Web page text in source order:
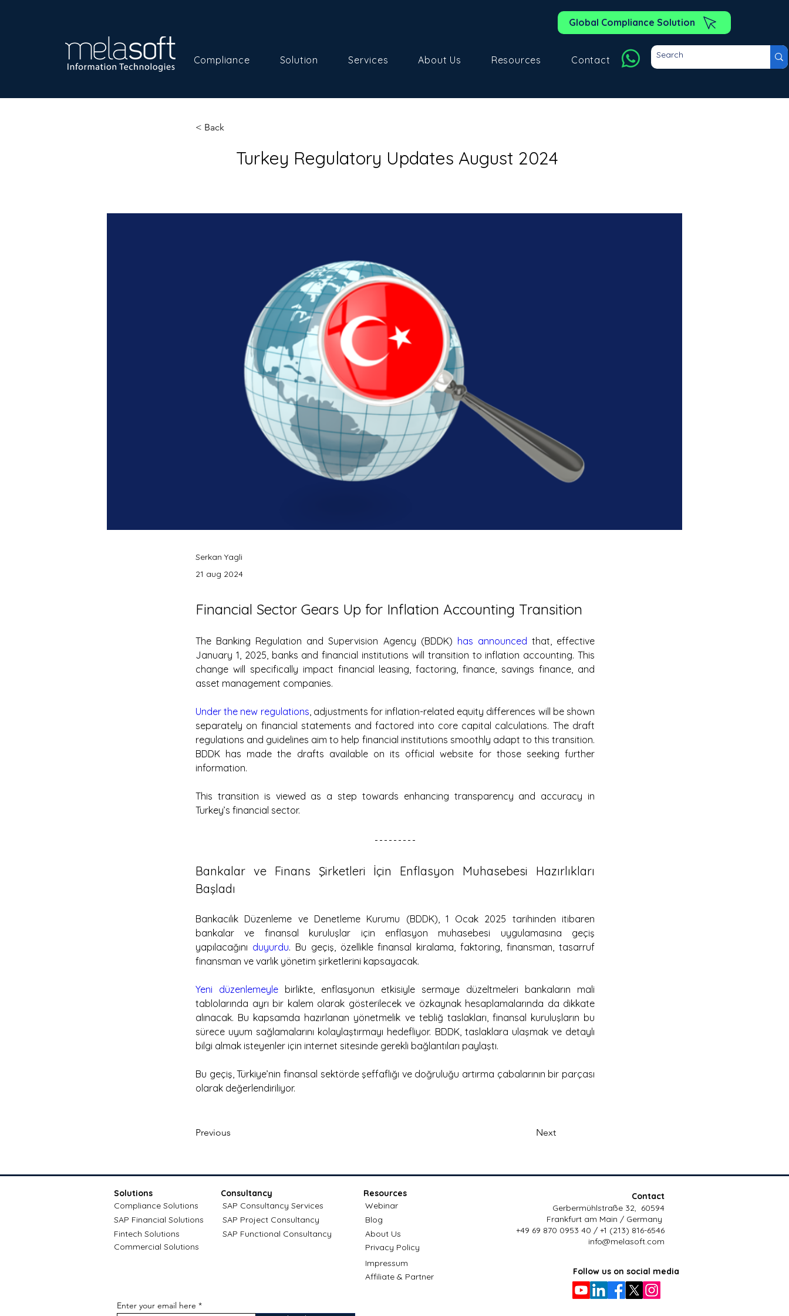
Global Compliance Solution
Compliance Solution Services About Us Resources Contact
< Back
Turkey Regulatory Updates August 2024
Serkan Yagli
21 aug 2024
Financial Sector Gears Up for Inflation Accounting Transition
The Banking Regulation and Supervision Agency (BDDK) has announced that, effective
January 1, 2025, banks and financial institutions will transition to inflation accounting. This
change will specifically impact financial leasing, factoring, finance, savings finance, and
asset management companies.
Under the new regulations, adjustments for inflation-related equity differences will be shown
separately on financial statements and factored into core capital calculations. The draft
regulations and guidelines aim to help financial institutions smoothly adapt to this transition.
BDDK has made the drafts available on its official website for those seeking further
information.
This transition is viewed as a step towards enhancing transparency and accuracy in
Turkey’s financial sector.
Bankalar ve Finans Şirketleri İçin Enflasyon Muhasebesi Hazırlıkları
Başladı
Bankacılık Düzenleme ve Denetleme Kurumu (BDDK), 1 Ocak 2025 tarihinden itibaren
bankalar ve finansal kuruluşlar için enflasyon muhasebesi uygulamasına geçiş
yapılacağını duyurdu. Bu geçiş, özellikle finansal kiralama, faktoring, finansman, tasarruf
finansman ve varlık yönetim şirketlerini kapsayacak.
Yeni düzenlemeyle birlikte, enflasyonun etkisiyle sermaye düzeltmeleri bankaların mali
tablolarında ayrı bir kalem olarak gösterilecek ve özkaynak hesaplamalarında da dikkate
alınacak. Bu kapsamda hazırlanan yönetmelik ve tebliğ taslakları, finansal kuruluşların bu
sürece uyum sağlamalarını kolaylaştırmayı hedefliyor. BDDK, taslaklara ulaşmak ve detaylı
bilgi almak isteyenler için internet sitesinde gerekli bağlantıları paylaştı.
Bu geçiş, Türkiye’nin finansal sektörde şeffaflığı ve doğruluğu artırma çabalarının bir parçası
olarak değerlendiriliyor.
Previous Next
Solutions
Compliance Solutions
SAP Financial Solutions
Fintech Solutions
Consultancy
SAP Consultancy Services
SAP Project Consultancy
SAP Functional Consultancy
Commercial Solutions
Resources
Contact
Webinar
Blog
About Us
Privacy Policy
Impressum
Affiliate & Partner
Gerbermühlstraße 32, 60594
Frankfurt am Main / Germany
+49 69 870 0953 40 / +1 (213) 816-6546
info@melasoft.com
Follow us on social media
Enter your email here